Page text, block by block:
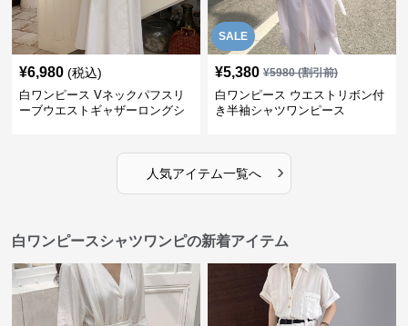
¥6,980 (税込)
白ワンピース Vネックパフスリ
ーブウエストギャザーロングシ
SALE
¥5,380 ¥5980(割引前)
白ワンピース ウエストリボン付
き半袖シャツワンピース
人気アイテム一覧へ ›
白ワンピースシャツワンピの新着アイテム